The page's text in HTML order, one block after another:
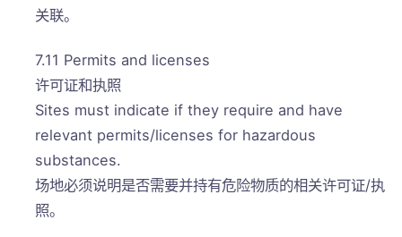
关联。
7.11 Permits and licenses
许可证和执照
Sites must indicate if they require and have
relevant permits/licenses for hazardous
substances.
场地必须说明是否需要并持有危险物质的相关许可证/执
照。